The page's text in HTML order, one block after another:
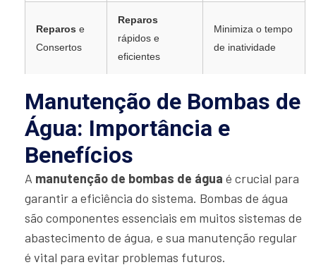
Reparos e
Consertos
Reparos
rápidos e
eficientes
Minimiza o tempo
de inatividade
Manutenção de Bombas de
Água: Importância e
Benefícios
A manutenção de bombas de água é crucial para
garantir a eficiência do sistema. Bombas de água
são componentes essenciais em muitos sistemas de
abastecimento de água, e sua manutenção regular
é vital para evitar problemas futuros.